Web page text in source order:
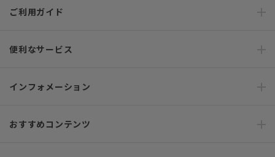
ご利用ガイド
便利なサービス
インフォメーション
おすすめコンテンツ